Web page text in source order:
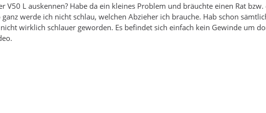
V50 L auskennen? Habe da ein kleines Problem und bräuchte einen Rat bzw.
werde ich nicht schlau, welchen Abzieher ich brauche. Hab schon
wirklich schlauer geworden. Es befindet sich einfach kein Gewinde um